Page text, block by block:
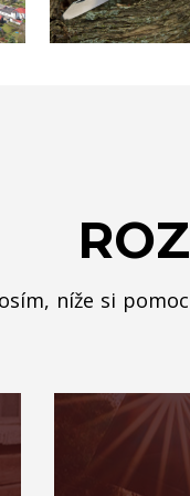
níže si